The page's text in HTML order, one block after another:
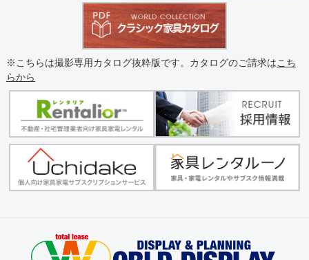
※こちらは撮影専用カタログ抜粋版です。カタログのご請求はこち
らから